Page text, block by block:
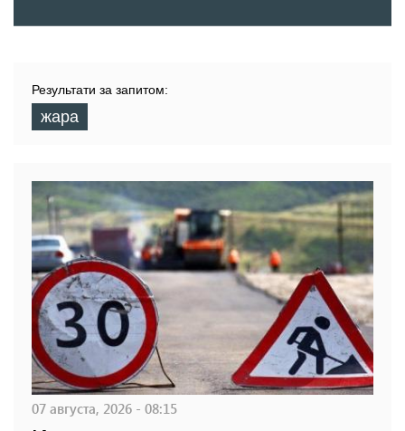
Результати за запитом:
жара
07 августа, 2026 - 08:15